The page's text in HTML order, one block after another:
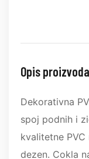
Opis proizvoda
Dekorativna
spoj podnih i
kvalitetne
dezen. Cokla